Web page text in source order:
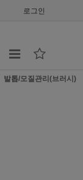
로그인
발톱/모질관리(브러시)